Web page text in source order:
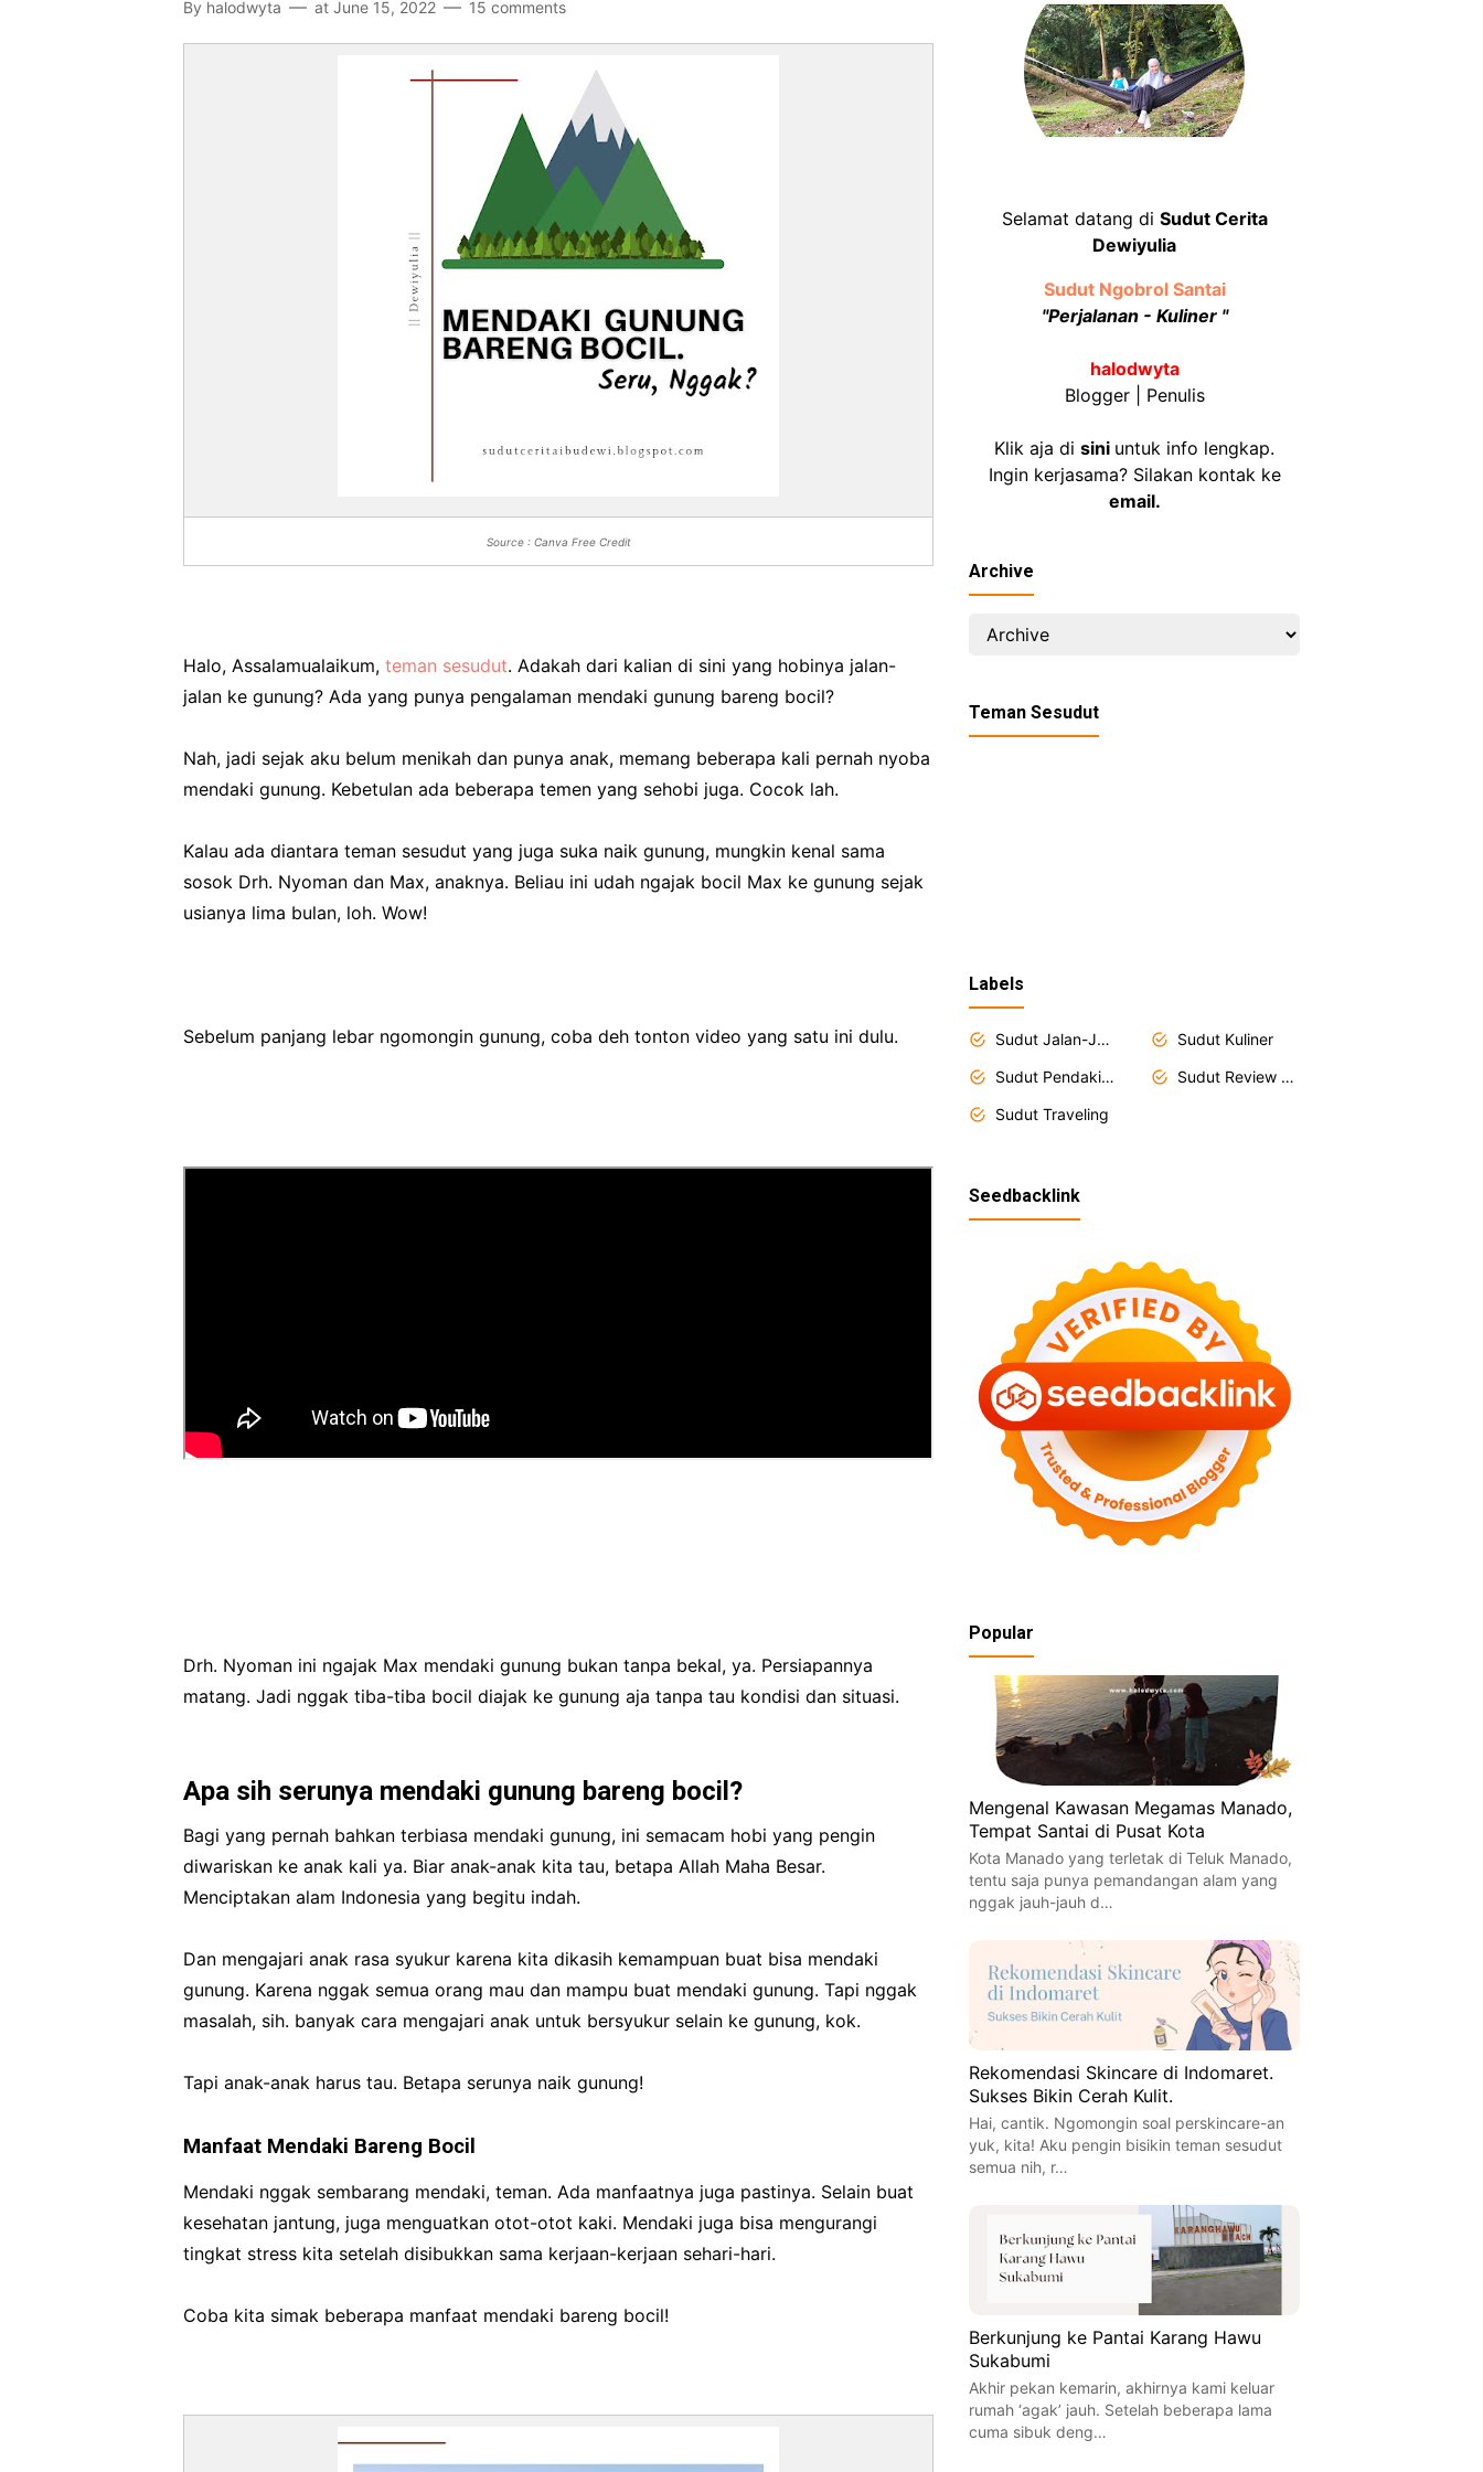
By halodwyta at June 15, 2022 15 comments
Source : Canva Free Credit
Halo, Assalamualaikum, teman sesudut. Adakah dari kalian di sini yang hobinya jalan-
jalan ke gunung? Ada yang punya pengalaman mendaki gunung bareng bocil?
Nah, jadi sejak aku belum menikah dan punya anak, memang beberapa kali pernah nyoba
mendaki gunung. Kebetulan ada beberapa temen yang sehobi juga. Cocok lah.
Kalau ada diantara teman sesudut yang juga suka naik gunung, mungkin kenal sama
sosok Drh. Nyoman dan Max, anaknya. Beliau ini udah ngajak bocil Max ke gunung sejak
usianya lima bulan, loh. Wow!
Sebelum panjang lebar ngomongin gunung, coba deh tonton video yang satu ini dulu.
Drh. Nyoman ini ngajak Max mendaki gunung bukan tanpa bekal, ya. Persiapannya
matang. Jadi nggak tiba-tiba bocil diajak ke gunung aja tanpa tau kondisi dan situasi.
Apa sih serunya mendaki gunung bareng bocil?
Bagi yang pernah bahkan terbiasa mendaki gunung, ini semacam hobi yang pengin
diwariskan ke anak kali ya. Biar anak-anak kita tau, betapa Allah Maha Besar.
Menciptakan alam Indonesia yang begitu indah.
Dan mengajari anak rasa syukur karena kita dikasih kemampuan buat bisa mendaki
gunung. Karena nggak semua orang mau dan mampu buat mendaki gunung. Tapi nggak
masalah, sih. banyak cara mengajari anak untuk bersyukur selain ke gunung, kok.
Tapi anak-anak harus tau. Betapa serunya naik gunung!
Manfaat Mendaki Bareng Bocil
Mendaki nggak sembarang mendaki, teman. Ada manfaatnya juga pastinya. Selain buat
kesehatan jantung, juga menguatkan otot-otot kaki. Mendaki juga bisa mengurangi
tingkat stress kita setelah disibukkan sama kerjaan-kerjaan sehari-hari.
Coba kita simak beberapa manfaat mendaki bareng bocil!
Selamat datang di Sudut Cerita
Dewiyulia
Sudut Ngobrol Santai
"Perjalanan - Kuliner "
halodwyta
Blogger | Penulis
Klik aja di sini untuk info lengkap.
Ingin kerjasama? Silakan kontak ke
email.
Archive
Teman Sesudut
Labels
Sudut Jalan-Jajan
Sudut Kuliner
Sudut Pendakian
Sudut Review Hotel
Sudut Traveling
Seedbacklink
Popular
Mengenal Kawasan Megamas Manado,
Tempat Santai di Pusat Kota
Kota Manado yang terletak di Teluk Manado,
tentu saja punya pemandangan alam yang
nggak jauh-jauh d…
Rekomendasi Skincare di Indomaret.
Sukses Bikin Cerah Kulit.
Hai, cantik. Ngomongin soal perskincare-an
yuk, kita! Aku pengin bisikin teman sesudut
semua nih, r…
Berkunjung ke Pantai Karang Hawu
Sukabumi
Akhir pekan kemarin, akhirnya kami keluar
rumah ‘agak’ jauh. Setelah beberapa lama
cuma sibuk deng…